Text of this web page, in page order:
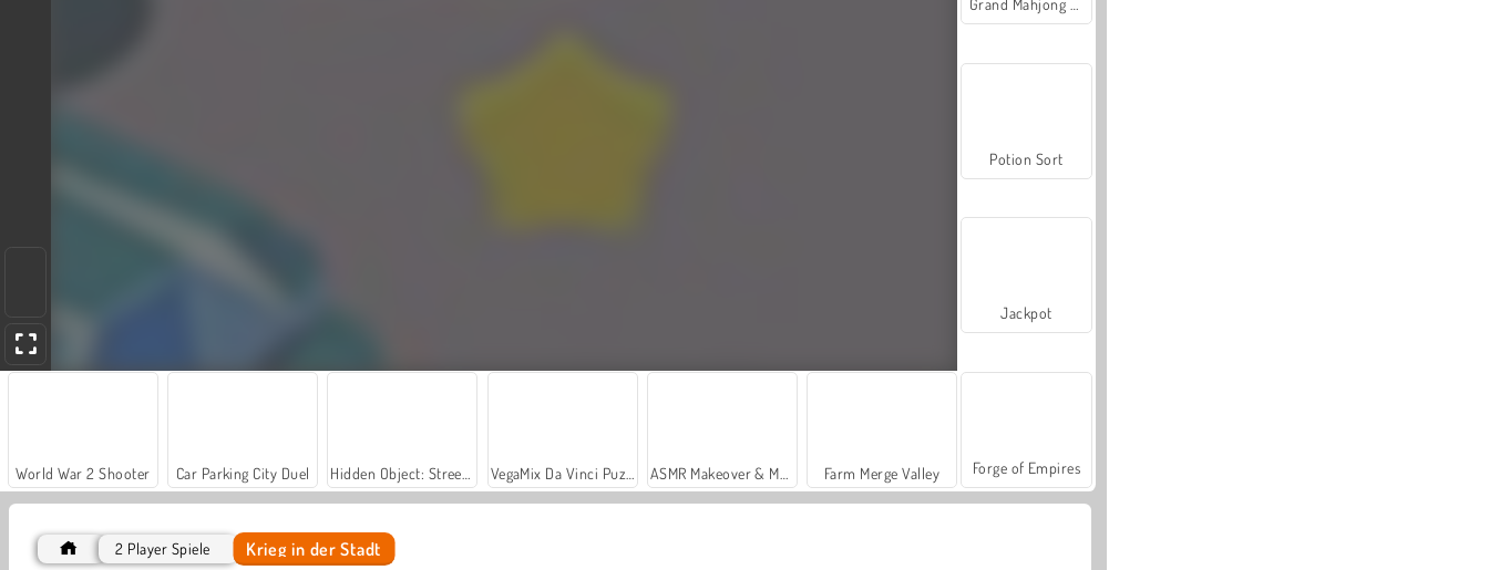
World War 2 Shooter Car Parking City Duel Farm Merge Valley
Potion Sort
Jackpot
Forge of Empires
2 Player Spiele Krieg in der Stadt